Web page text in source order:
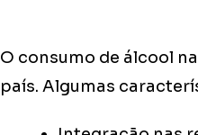
O consumo de álcool
país. Algumas